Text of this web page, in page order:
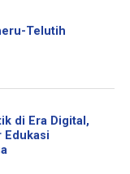
Telutih
di Era Digital,
Edukasi